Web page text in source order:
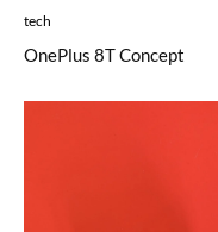
tech
OnePlus 8T Concept